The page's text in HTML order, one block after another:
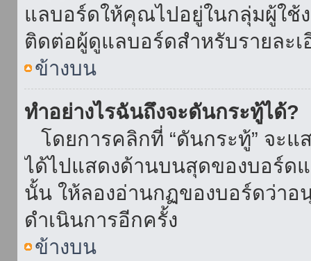
แลบอร์ดให้คุณไปอยู่ในกลุ่มผู้ใช้
ติดต่อผู้ดูแลบอร์ดสำหรับรายละเ
ข้างบน
ทำอย่างไรฉันถึงจะดันกระทู้ได้?
โดยการคลิกที่ “ดันกระทู้” จะ
ได้ไปแสดงด้านบนสุดของบอร์ด
นั้น ให้ลองอ่านกฏของบอร์ดว่า
ดำเนินการอีกครั้ง
ข้างบน